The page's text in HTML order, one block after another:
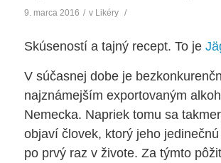
9. marca 2016 / v Likéry /
Skúseností a tajný recept. To je
V súčasnej dobe je
najznámejším exportovaným
Nemecka. Napriek tomu sa
objaví človek, ktorý jeho
po prvý raz v živote. Za týmto